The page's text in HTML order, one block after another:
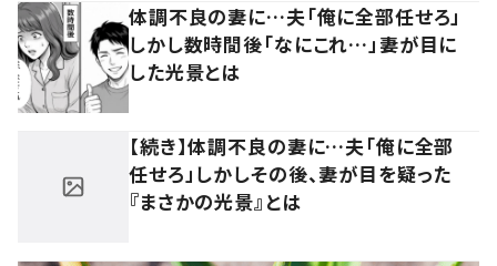
体調不良の妻に…夫「俺に全部任せろ」
しかし数時間後「なにこれ…」妻が目に
した光景とは
【続き】体調不良の妻に…夫「俺に全部
任せろ」しかしその後、妻が目を疑った
『まさかの光景』とは